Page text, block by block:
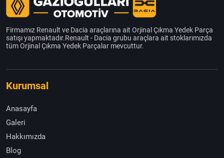
Firmamız Renault ve Dacia araçlarına ait Orjinal Çıkma Yedek Parça
satışı yapmaktadır.Renault - Dacia grubu araçlara ait stoklarımızda
tüm Orjinal Çıkma Yedek Parçalar mevcuttur.
Kurumsal
Anasayfa
Galeri
Hakkımızda
Blog